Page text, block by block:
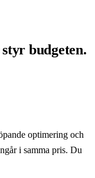
budgeten.
optimering och
i samma pris. Du